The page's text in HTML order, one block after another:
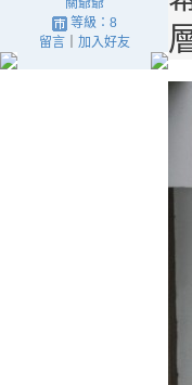
關爺爺
等級：8
留言｜ 加入好友